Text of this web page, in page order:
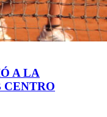
A LA
CENTRO